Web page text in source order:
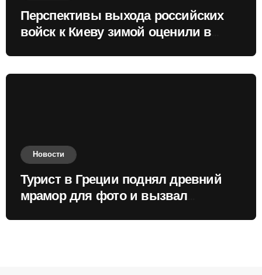
Перспективы выхода российских
войск к Киеву зимой оценили в
Новости
Турист в Греции поднял древний
мрамор для фото и вызвал